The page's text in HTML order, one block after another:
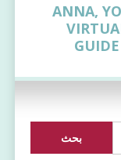
ANNA,
GUIDE